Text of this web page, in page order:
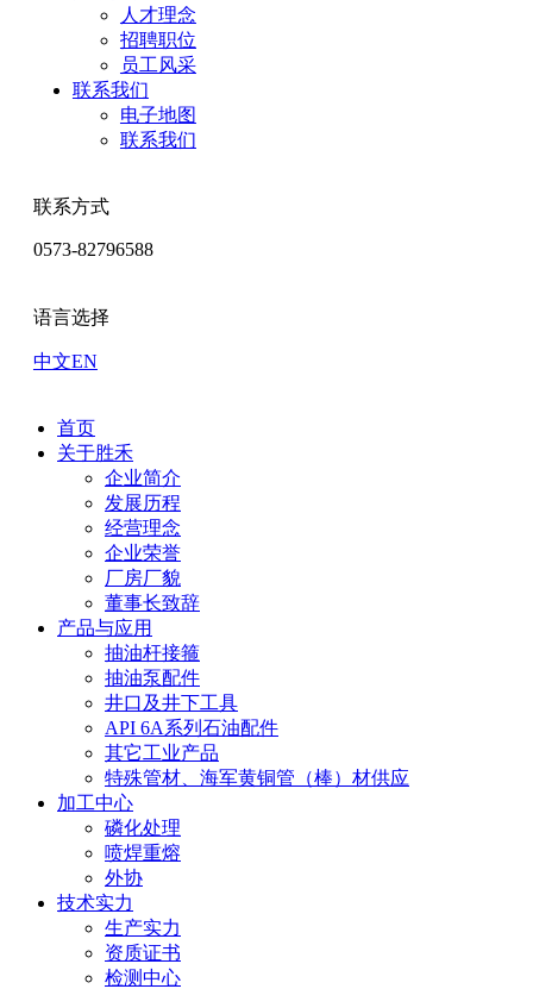
人才理念
招聘职位
员工风采
联系我们
电子地图
联系我们
联系方式
0573-82796588
语言选择
中文EN
首页
关于胜禾
企业简介
发展历程
经营理念
企业荣誉
厂房厂貌
董事长致辞
产品与应用
抽油杆接箍
抽油泵配件
井口及井下工具
API 6A系列石油配件
其它工业产品
特殊管材、海军黄铜管（棒）材供应
加工中心
磷化处理
喷焊重熔
外协
技术实力
生产实力
资质证书
检测中心